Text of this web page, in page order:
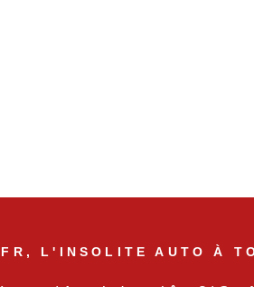
L'INSOLITE AUTO À